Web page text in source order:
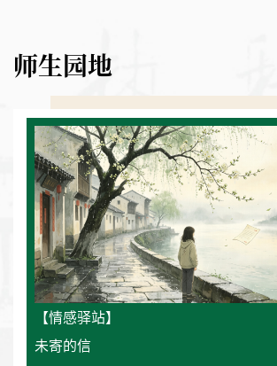
师生园地
【情感驿站】
未寄的信